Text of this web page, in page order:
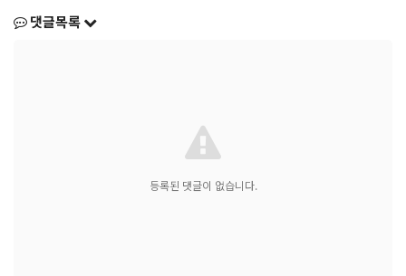
댓글목록
등록된 댓글이 없습니다.